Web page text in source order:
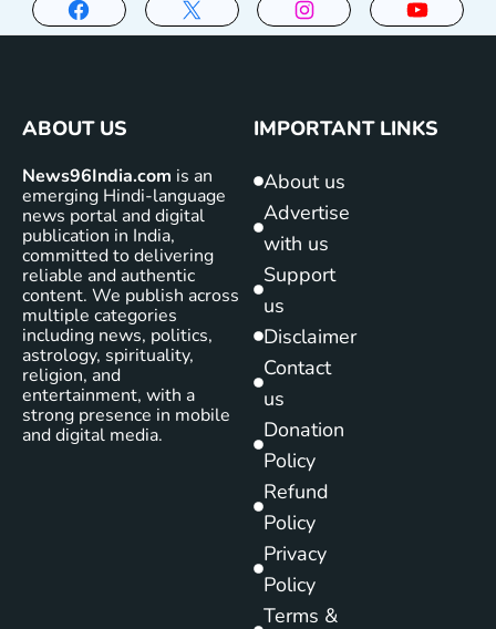
ABOUT US
News96India.com is an
emerging Hindi-language
news portal and digital
publication in India,
committed to delivering
reliable and authentic
content. We publish across
multiple categories
including news, politics,
astrology, spirituality,
religion, and
entertainment, with a
strong presence in mobile
and digital media.
IMPORTANT LINKS
About us
Advertise
with us
Support
us
Disclaimer
Contact
us
Donation
Policy
Refund
Policy
Privacy
Policy
Terms &